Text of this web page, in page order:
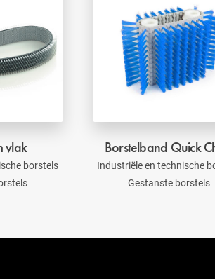
vlak
borstels
Borstelband Quick
Industriële en technische
Gestanste borstels